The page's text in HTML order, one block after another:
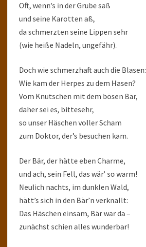
Oft, wenn’s in der Grube saß
und seine Karotten aß,
da schmerzten seine Lippen sehr
(wie heiße Nadeln, ungefähr).
Doch wie schmerzhaft auch die Blasen:
Wie kam der Herpes zu dem Hasen?
Vom Knutschen mit dem bösen Bär,
daher sei es, bittesehr,
so unser Häschen voller Scham
zum Doktor, der’s besuchen kam.
Der Bär, der hätte eben Charme,
und ach, sein Fell, das wär’ so warm!
Neulich nachts, im dunklen Wald,
hätt’s sich in den Bär’n verknallt:
Das Häschen einsam, Bär war da –
zunächst schien alles wunderbar!